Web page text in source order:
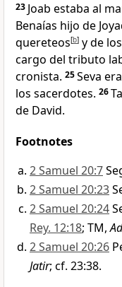
23 Joab estaba al
Benaías hijo de
quereteos[b] y de
cargo del tributo
cronista. 25Seva
los sacerdotes. 26
de David.
Footnotes
2 Samuel 20:7
2 Samuel 20:23
2 Samuel 20:24
Rey. 12:18; TM,
2 Samuel 20:26
Jatir; cf. 23:38.